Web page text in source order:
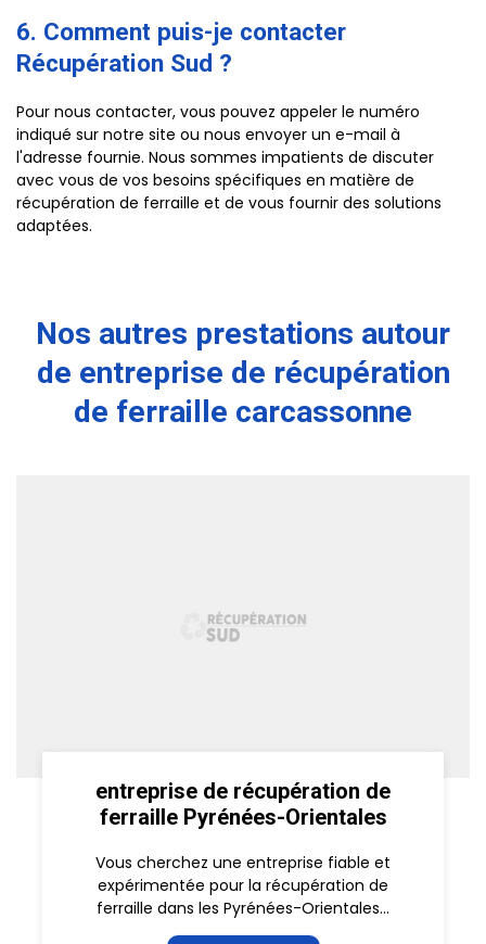
6. Comment puis-je contacter
Récupération Sud ?
Pour nous contacter, vous pouvez appeler le numéro
indiqué sur notre site ou nous envoyer un e-mail à
l'adresse fournie. Nous sommes impatients de discuter
avec vous de vos besoins spécifiques en matière de
récupération de ferraille et de vous fournir des solutions
adaptées.
Nos autres prestations autour
de entreprise de récupération
de ferraille carcassonne
entreprise de récupération de
ferraille Pyrénées-Orientales
Vous cherchez une entreprise fiable et
expérimentée pour la récupération de
ferraille dans les Pyrénées-Orientales...